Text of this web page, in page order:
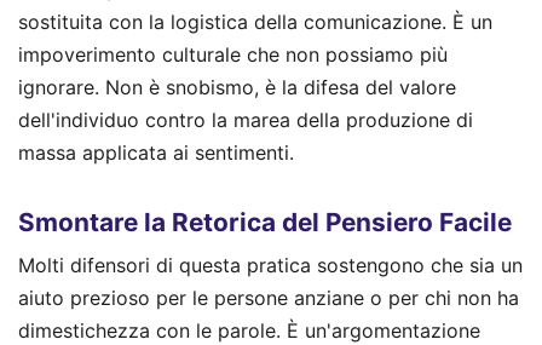
sostituita con la logistica della comunicazione. È un
impoverimento culturale che non possiamo più
ignorare. Non è snobismo, è la difesa del valore
dell'individuo contro la marea della produzione di
massa applicata ai sentimenti.
Smontare la Retorica del Pensiero Facile
Molti difensori di questa pratica sostengono che sia un
aiuto prezioso per le persone anziane o per chi non ha
dimestichezza con le parole. È un'argomentazione